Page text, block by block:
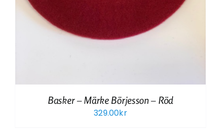
Basker – Märke Börjesson – Röd
329.00kr